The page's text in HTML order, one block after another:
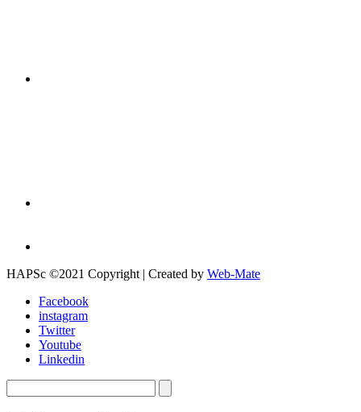
HAPSc ©2021 Copyright | Created by Web-Mate
Facebook
instagram
Twitter
Youtube
Linkedin